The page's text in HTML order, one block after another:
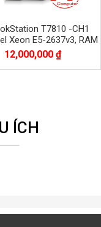
T7810 -CH1
Xeon E5-2637v3, RAM
512GB + HDD 1TB,
NVIDIA GT730
12,000,000 ₫
ÍCH